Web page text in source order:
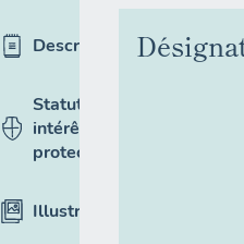
Description
Statut,
intérêt et
protection
Illustrations